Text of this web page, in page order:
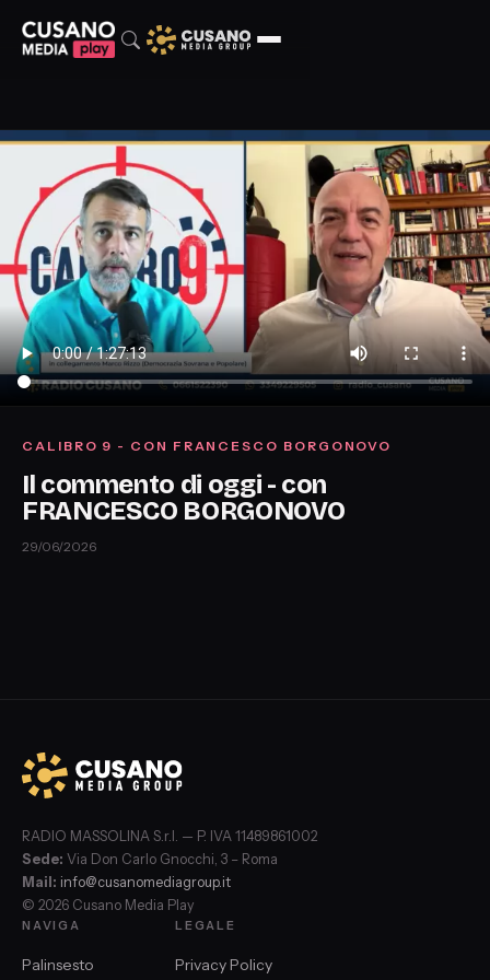
CALIBRO 9 - CON FRANCESCO BORGONOVO
Il commento di oggi - con
FRANCESCO BORGONOVO
29/06/2026
RADIO MASSOLINA S.r.l. — P. IVA 11489861002
Sede: Via Don Carlo Gnocchi, 3 – Roma
Mail: info@cusanomediagroup.it
© 2026 Cusano Media Play
NAVIGA
Palinsesto
LEGALE
Privacy Policy